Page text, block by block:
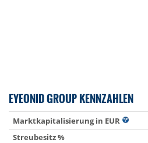
EYEONID GROUP KENNZAHLEN
Marktkapitalisierung in EUR
Streubesitz %